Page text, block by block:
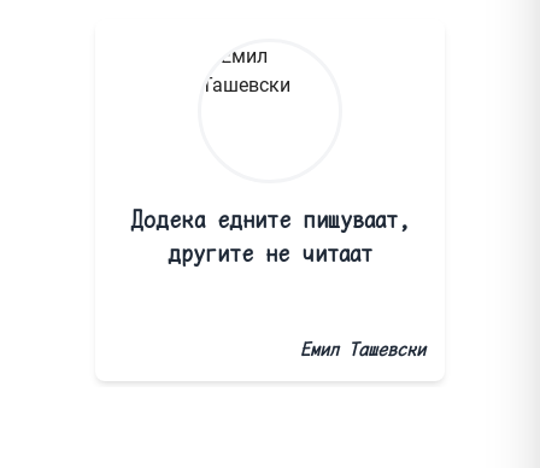
Додека едните пишуваат,
другите не читаат
Емил Ташевски